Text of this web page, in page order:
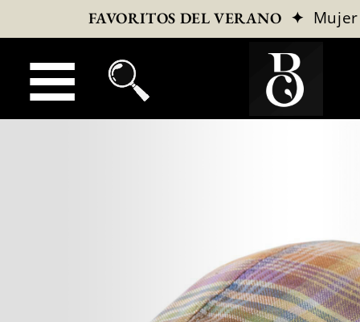
FAVORITOS DEL VERANO ✦ Mujer